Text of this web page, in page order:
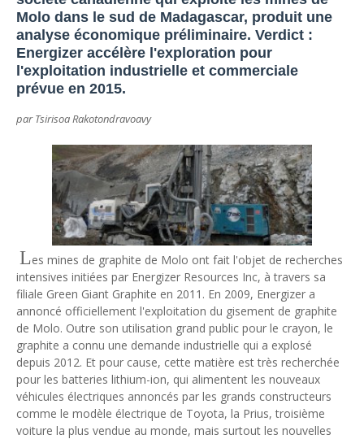
Unknown-Jul 13 2026
Intelligence artificielle : le "Sud global" joue sa partition
Unknown-Jul 06 2026
Chine : des investissements à l'étranger plus encadrés
Unknown-
Unknown-Jun 27 2026
Unknown-Jun 22 2026
Neutralité carbone : les "Iles Vanille" poussent leurs pions
Unknown-Jun 18 2026
Rendez-vous golfique : Mazagan joue sa carte
Unknown-Jun 11 2026
Unknown
Banques centrales : indépendantes jusqu'où ?
Unknown
Jun 02 2026
VTC : Yango Group veut accélérer en Afrique
Unknown-May 22 2026
Marques françaises : Chanel aux sommets de la
Tsirisoa Edition-May 13 2026
Art et médias sociaux : à l'ère de la "présence ciblée"
Unknown- May 09 2026
Tourisme : l'Afrique fait le pari du luxe et de la durabilité
Molo dans le sud de Madagascar, produit une
analyse économique préliminaire. Verdict :
Energizer accélère l'exploration pour
l'exploitation industrielle et commerciale
prévue en 2015.
par Tsirisoa Rakotondravoavy
Les mines de graphite de Molo ont fait l'objet de recherches
intensives initiées par Energizer Resources Inc, à travers sa
filiale Green Giant Graphite en 2011. En 2009, Energizer a
annoncé officiellement l'exploitation du gisement de graphite
de Molo. Outre son utilisation grand public pour le crayon, le
graphite a connu une demande industrielle qui a explosé
depuis 2012. Et pour cause, cette matière est très recherchée
pour les batteries lithium-ion, qui alimentent les nouveaux
véhicules électriques annoncés par les grands constructeurs
comme le modèle électrique de Toyota, la Prius, troisième
voiture la plus vendue au monde, mais surtout les nouvelles